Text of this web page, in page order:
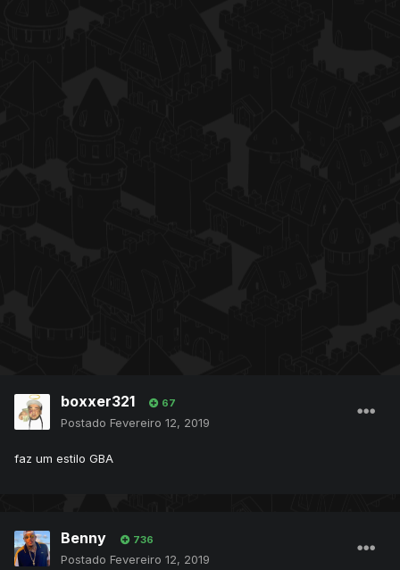
boxxer321 67
Postado Fevereiro 12, 2019
faz um estilo GBA
Benny 736
Postado Fevereiro 12, 2019